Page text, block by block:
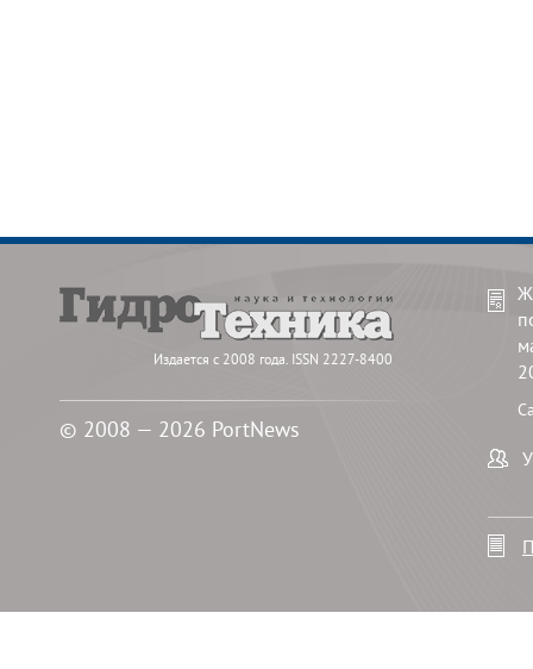
Издается с 2008 года. ISSN 2227-8400
© 2008 — 2026 PortNews